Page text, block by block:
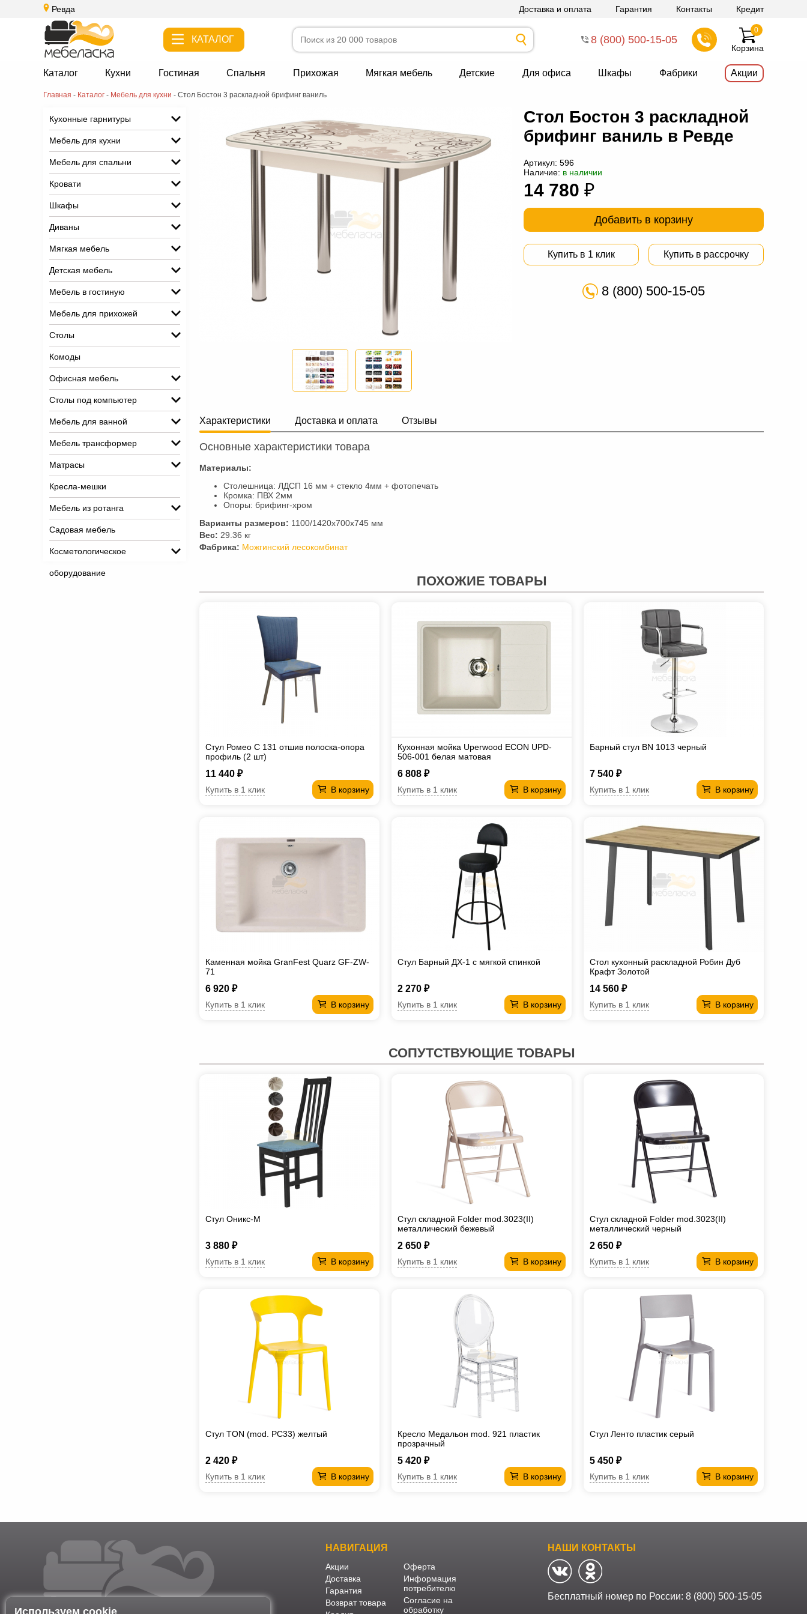
Ревда Доставка и оплата Гарантия Контакты Кредит
КАТАЛОГ 8 (800) 500-15-05
Корзина
0
Каталог Кухни Гостиная Спальня Прихожая Мягкая мебель Детские Для офиса Шкафы Фабрики Акции
Главная - Каталог - Мебель для кухни - Стол Бостон 3 раскладной брифинг ваниль
Кухонные гарнитуры
Мебель для кухни
Мебель для спальни
Кровати
Шкафы
Диваны
Мягкая мебель
Детская мебель
Мебель в гостиную
Мебель для прихожей
Столы
Комоды
Офисная мебель
Столы под компьютер
Мебель для ванной
Мебель трансформер
Матрасы
Кресла-мешки
Мебель из ротанга
Садовая мебель
Косметологическое
оборудование
Стол Бостон 3 раскладной
брифинг ваниль в Ревде
Артикул: 596
Наличие: в наличии
14 780 ₽
Добавить в корзину
Купить в 1 клик Купить в рассрочку
8 (800) 500-15-05
Характеристики Доставка и оплата Отзывы
Основные характеристики товара
Материалы:
Столешница: ЛДСП 16 мм + стекло 4мм + фотопечать
Кромка: ПВХ 2мм
Опоры: брифинг-хром
Варианты размеров: 1100/1420х700х745 мм
Вес: 29.36 кг
Фабрика: Можгинский лесокомбинат
ПОХОЖИЕ ТОВАРЫ
Стул Ромео С 131 отшив полоска-опора
профиль (2 шт)
11 440 ₽
В корзину
Купить в 1 клик
Кухонная мойка Uperwood ECON UPD-
506-001 белая матовая
6 808 ₽
В корзину
Купить в 1 клик
Барный стул BN 1013 черный
7 540 ₽
В корзину
Купить в 1 клик
Каменная мойка GranFest Quarz GF-ZW-
71
6 920 ₽
В корзину
Купить в 1 клик
Стул Барный ДХ-1 с мягкой спинкой
2 270 ₽
В корзину
Купить в 1 клик
Стол кухонный раскладной Робин Дуб
Крафт Золотой
14 560 ₽
В корзину
Купить в 1 клик
СОПУТСТВУЮЩИЕ ТОВАРЫ
Стул Оникс-М
3 880 ₽
В корзину
Купить в 1 клик
Стул складной Folder mod.3023(II)
металлический бежевый
2 650 ₽
В корзину
Купить в 1 клик
Стул складной Folder mod.3023(II)
металлический черный
2 650 ₽
В корзину
Купить в 1 клик
Стул TON (mod. PC33) желтый
2 420 ₽
В корзину
Купить в 1 клик
Кресло Медальон mod. 921 пластик
прозрачный
5 420 ₽
В корзину
Купить в 1 клик
Стул Ленто пластик серый
5 450 ₽
В корзину
Купить в 1 клик
НАВИГАЦИЯ
Акции
Доставка
Гарантия
Возврат товара
Оферта
Информация
потребителю
Согласие на
обработку
НАШИ КОНТАКТЫ
Бесплатный номер по России: 8 (800) 500-15-05
Используем cookie